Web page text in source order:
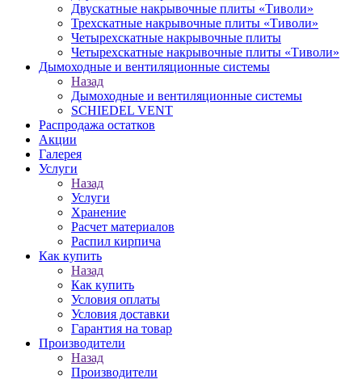
Двускатные накрывочные плиты «Тиволи»
Трехскатные накрывочные плиты «Тиволи»
Четырехскатные накрывочные плиты
Четырехскатные накрывочные плиты «Тиволи»
Дымоходные и вентиляционные системы
Назад
Дымоходные и вентиляционные системы
SCHIEDEL VENT
Распродажа остатков
Акции
Галерея
Услуги
Назад
Услуги
Хранение
Расчет материалов
Распил кирпича
Как купить
Назад
Как купить
Условия оплаты
Условия доставки
Гарантия на товар
Производители
Назад
Производители